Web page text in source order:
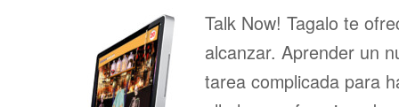
Talk Now! Tagalo te
alcanzar. Aprender un
tarea complicada para